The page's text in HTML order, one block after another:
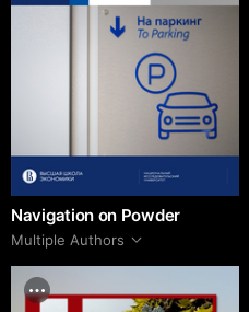
Navigation on Powder
Multiple Authors